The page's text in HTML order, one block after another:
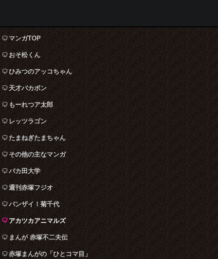
り
マンガTOP
おそ松くん
ひみつのアッコちゃん
天才バカボン
もーれつア太郎
レッツラゴン
たまねぎたまちゃん
その他の主なマンガ
バカ田大学
週刊赤塚フジオ
バンザイ！菊千代
アカツカアニマルズ
まんが 赤塚不二夫伝
赤塚まんがの「ひとコマ目」